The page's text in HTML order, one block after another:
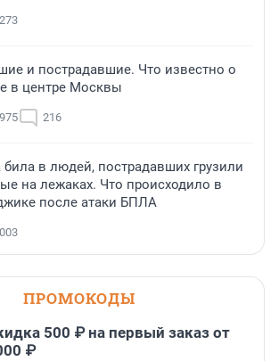
и пострадавшие. Что известно о
в центре Москвы
216
била в людей, пострадавших грузили
на лежаках. Что происходило в
после атаки БПЛА
ПРОМОКОДЫ
500 ₽ на первый заказ от
₽